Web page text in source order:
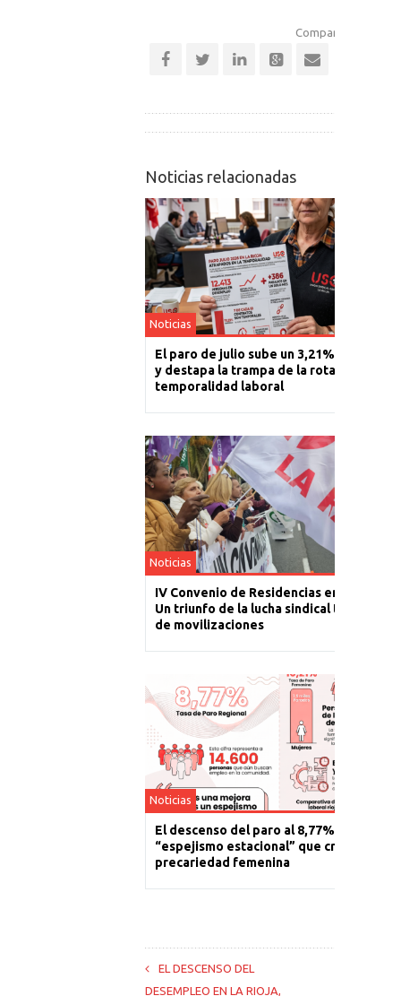
Comparte esta
Noticias relacionadas
Noticias
El paro de julio sube un 3,21% en La
y destapa la trampa de la rotación y la
temporalidad laboral
Noticias
IV Convenio de Residencias en La Rioja:
Un triunfo de la lucha sindical tras un año
de movilizaciones
Noticias
El descenso del paro al 8,77% es un
“espejismo estacional” que cronifica la
precariedad femenina
EL DESCENSO DEL
DESEMPLEO EN LA RIOJA,